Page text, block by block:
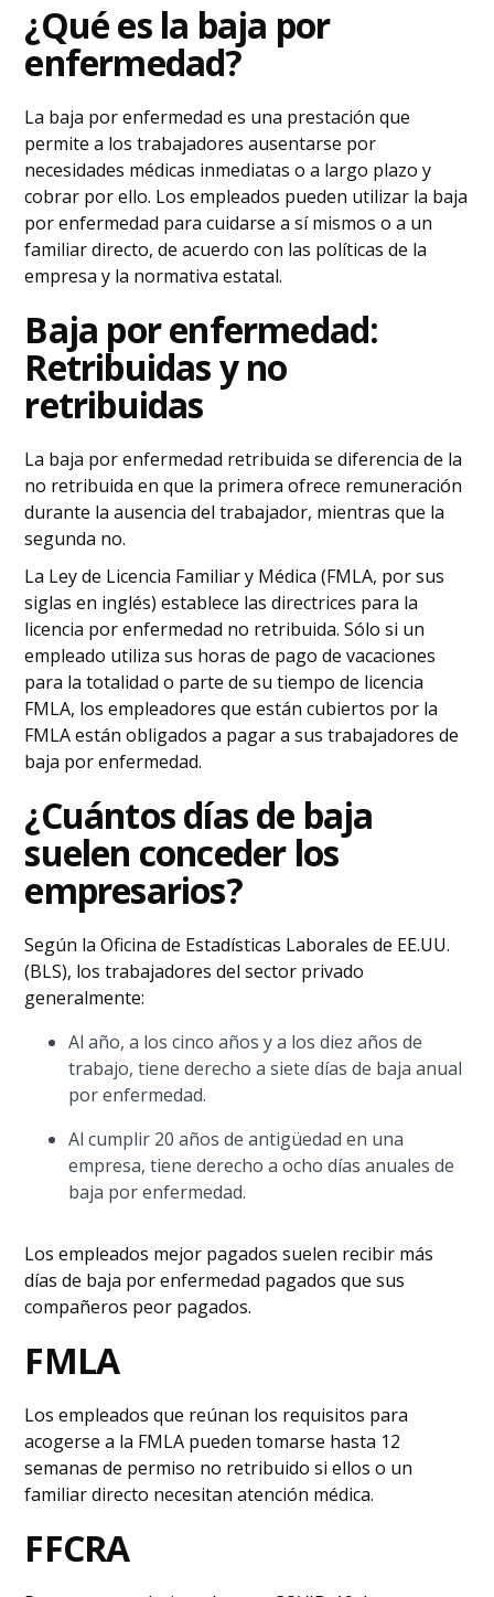
¿Qué es la baja por
enfermedad?
La baja por enfermedad es una prestación que
permite a los trabajadores ausentarse por
necesidades médicas inmediatas o a largo plazo y
cobrar por ello. Los empleados pueden utilizar la baja
por enfermedad para cuidarse a sí mismos o a un
familiar directo, de acuerdo con las políticas de la
empresa y la normativa estatal.
Baja por enfermedad:
Retribuidas y no
retribuidas
La baja por enfermedad retribuida se diferencia de la
no retribuida en que la primera ofrece remuneración
durante la ausencia del trabajador, mientras que la
segunda no.
La Ley de Licencia Familiar y Médica (FMLA, por sus
siglas en inglés) establece las directrices para la
licencia por enfermedad no retribuida. Sólo si un
empleado utiliza sus horas de pago de vacaciones
para la totalidad o parte de su tiempo de licencia
FMLA, los empleadores que están cubiertos por la
FMLA están obligados a pagar a sus trabajadores de
baja por enfermedad.
¿Cuántos días de baja
suelen conceder los
empresarios?
Según la Oficina de Estadísticas Laborales de EE.UU.
(BLS), los trabajadores del sector privado
generalmente:
Al año, a los cinco años y a los diez años de
trabajo, tiene derecho a siete días de baja anual
por enfermedad.
Al cumplir 20 años de antigüedad en una
empresa, tiene derecho a ocho días anuales de
baja por enfermedad.
Los empleados mejor pagados suelen recibir más
días de baja por enfermedad pagados que sus
compañeros peor pagados.
FMLA
Los empleados que reúnan los requisitos para
acogerse a la FMLA pueden tomarse hasta 12
semanas de permiso no retribuido si ellos o un
familiar directo necesitan atención médica.
FFCRA